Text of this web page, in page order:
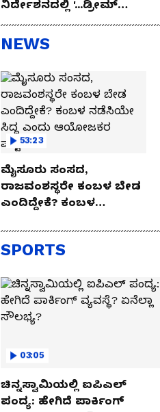
ನಿರ್ದೇಶನದಲ್ಲಿ '...ಡ್ರೀಮ್
ಥಿಯೇಟರ್..!
NEWS
53:23
ಮೈಸೂರು ಸಂಸದ,
ರಾಜವಂಶಸ್ಥರೇ ಕಂಬಳ ಬೇಡ
ಎಂದಿದ್ದೇಕೆ? ಕಂಬಳ
ಆಯೋಜಕರ ಪಟ್ಟೇಕೆ?
SPORTS
03:05
ಚಿನ್ನಸ್ವಾಮಿಯಲ್ಲಿ ಐಪಿಎಲ್‌
ಪಂದ್ಯ: ಹೇಗಿದೆ ಪಾರ್ಕಿಂಗ್